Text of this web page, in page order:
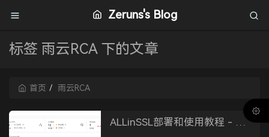
Zeruns's Blog
标签 雨云RCA 下的文章
首页 雨云RCA
ALLinSSL部署和使用教程 - SSL证书一键自动化申请、续期、部署、监控